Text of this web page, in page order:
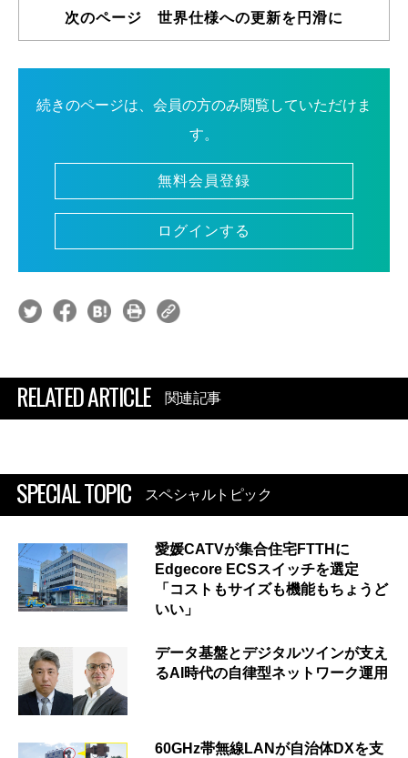
次のページ 世界仕様への更新を円滑に
続きのページは、会員の方のみ閲覧していただけま
す。
無料会員登録
ログインする
RELATED ARTICLE 関連記事
SPECIAL TOPIC スペシャルトピック
愛媛CATVが集合住宅FTTHに
Edgecore ECSスイッチを選定
「コストもサイズも機能もちょうど
いい」
データ基盤とデジタルツインが支え
るAI時代の自律型ネットワーク運用
60GHz帯無線LANが自治体DXを支